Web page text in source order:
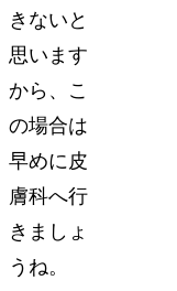
きないと
思います
から、こ
の場合は
早めに皮
膚科へ行
きましょ
うね。